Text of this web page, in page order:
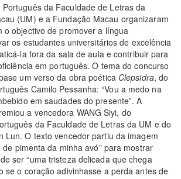
da Faculdade de Letras da
(UM) e a Fundação Macau organizaram
o objectivo de promover a língua
os estudantes universitários de excelência
la fora da sala de aula e contribuir para
em português. O tema do concurso
um verso da obra poética Clepsidra, do
Camilo Pessanha: “Vou a medo na
em saudades do presente”. A
a vencedora WANG Siyi, do
da Faculdade de Letras da UM e do
Lun. O texto vencedor partiu da imagem
pimenta da minha avó” para mostrar
ser “uma tristeza delicada que chega
se o coração adivinhasse a perda antes de